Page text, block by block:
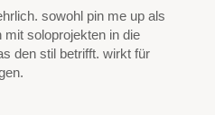
sowohl pin me up als
soloprojekten in die
den stil betrifft. wirkt für